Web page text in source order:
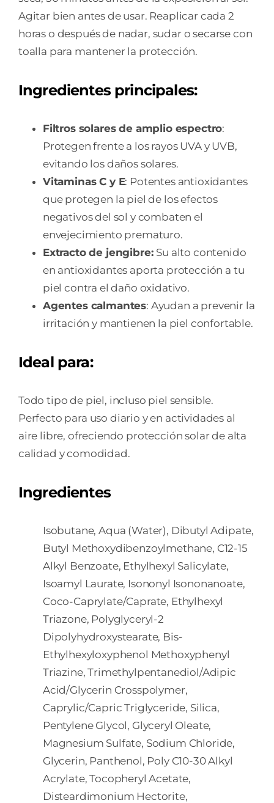
Agitar bien antes de usar. Reaplicar cada 2
horas o después de nadar, sudar o secarse con
toalla para mantener la protección.
Ingredientes principales:
Filtros solares de amplio espectro:
Protegen frente a los rayos UVA y UVB,
evitando los daños solares.
Vitaminas C y E: Potentes antioxidantes
que protegen la piel de los efectos
negativos del sol y combaten el
envejecimiento prematuro.
Extracto de jengibre: Su alto contenido
en antioxidantes aporta protección a tu
piel contra el daño oxidativo.
Agentes calmantes: Ayudan a prevenir la
irritación y mantienen la piel confortable.
Ideal para:
Todo tipo de piel, incluso piel sensible.
Perfecto para uso diario y en actividades al
aire libre, ofreciendo protección solar de alta
calidad y comodidad.
Ingredientes
Isobutane, Aqua (Water), Dibutyl Adipate,
Butyl Methoxydibenzoylmethane, C12-15
Alkyl Benzoate, Ethylhexyl Salicylate,
Isoamyl Laurate, Isononyl Isononanoate,
Coco-Caprylate/Caprate, Ethylhexyl
Triazone, Polyglyceryl-2
Dipolyhydroxystearate, Bis-
Ethylhexyloxyphenol Methoxyphenyl
Triazine, Trimethylpentanediol/Adipic
Acid/Glycerin Crosspolymer,
Caprylic/Capric Triglyceride, Silica,
Pentylene Glycol, Glyceryl Oleate,
Magnesium Sulfate, Sodium Chloride,
Glycerin, Panthenol, Poly C10-30 Alkyl
Acrylate, Tocopheryl Acetate,
Disteardimonium Hectorite,